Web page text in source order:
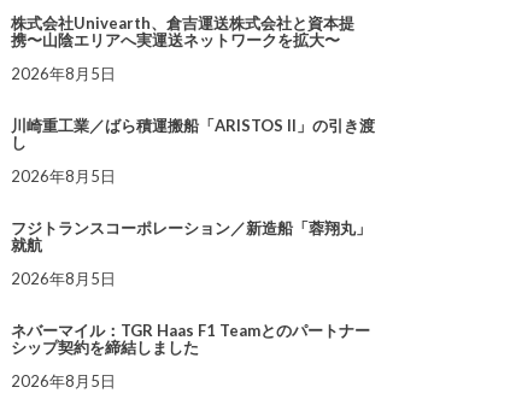
株式会社Univearth、倉吉運送株式会社と資本提
携〜山陰エリアへ実運送ネットワークを拡大〜
2026年8月5日
川崎重工業／ばら積運搬船「ARISTOS II」の引き渡
し
2026年8月5日
フジトランスコーポレーション／新造船「蓉翔丸」
就航
2026年8月5日
ネバーマイル：TGR Haas F1 Teamとのパートナー
シップ契約を締結しました
2026年8月5日